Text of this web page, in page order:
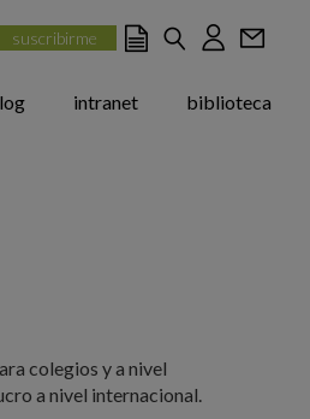
intranet biblioteca
colegios y a nivel
a nivel internacional.